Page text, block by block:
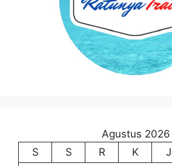
Agustus 2026
S
S R K J